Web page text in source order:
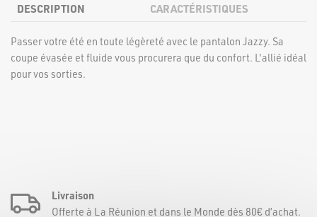
DESCRIPTION CARACTÉRISTIQUES
Passer votre été en toute légèreté avec le pantalon Jazzy. Sa
coupe évasée et fluide vous procurera que du confort. L'allié idéal
pour vos sorties.
Livraison
Offerte à La Réunion et dans le Monde dès 80€ d’achat.